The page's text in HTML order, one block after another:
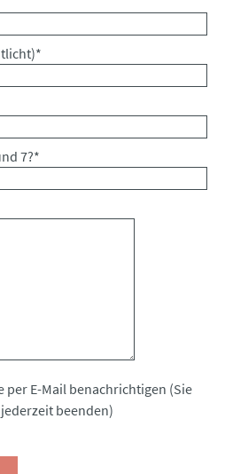
*
7?*
per E-Mail benachrichtigen (Sie
beenden)